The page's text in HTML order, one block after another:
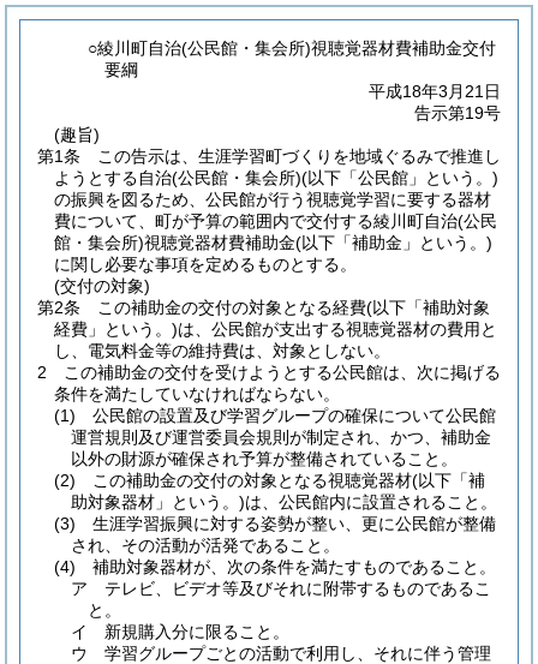
○綾川町自治(公民館・集会所)視聴覚器材費補助金交付
要綱
平成18年3月21日
告示第19号
(趣旨)
第1条
この告示は、生涯学習町づくりを地域ぐるみで推進し
ようとする自治(公民館・集会所)(以下「公民館」という。)
の振興を図るため、公民館が行う視聴覚学習に要する器材
費について、町が予算の範囲内で交付する綾川町自治(公民
館・集会所)視聴覚器材費補助金(以下「補助金」という。)
に関し必要な事項を定めるものとする。
(交付の対象)
第2条
この補助金の交付の対象となる経費(以下「補助対象
経費」という。)は、公民館が支出する視聴覚器材の費用と
し、電気料金等の維持費は、対象としない。
2
この補助金の交付を受けようとする公民館は、次に掲げる
条件を満たしていなければならない。
(1)
公民館の設置及び学習グループの確保について公民館
運営規則及び運営委員会規則が制定され、かつ、補助金
以外の財源が確保され予算が整備されていること。
(2)
この補助金の交付の対象となる視聴覚器材(以下「補
助対象器材」という。)は、公民館内に設置されること。
(3)
生涯学習振興に対する姿勢が整い、更に公民館が整備
され、その活動が活発であること。
(4)
補助対象器材が、次の条件を満たすものであること。
ア
テレビ、ビデオ等及びそれに附帯するものであるこ
と。
イ
新規購入分に限ること。
ウ
学習グループごとの活動で利用し、それに伴う管理